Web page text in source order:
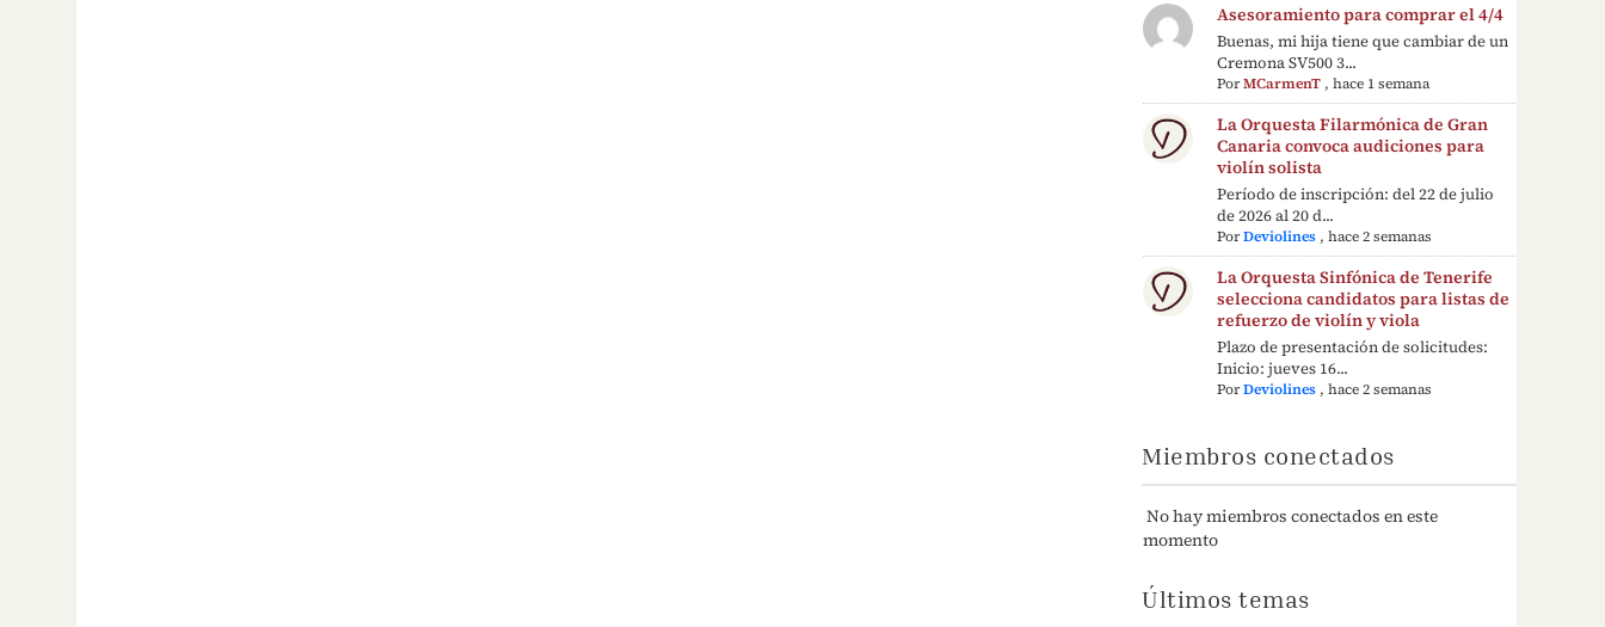
Asesoramiento para comprar el 4/4
Buenas, mi hija tiene que cambiar de un
Cremona SV500 3...
PorMCarmenT ,hace 1 semana
La Orquesta Filarmónica de Gran
Canaria convoca audiciones para
violín solista
Período de inscripción: del 22 de julio
de 2026 al 20 d...
PorDeviolines ,hace 2 semanas
La Orquesta Sinfónica de Tenerife
selecciona candidatos para listas de
refuerzo de violín y viola
Plazo de presentación de solicitudes:
Inicio: jueves 16...
PorDeviolines ,hace 2 semanas
Miembros conectados
No hay miembros conectados en este
momento
Últimos temas